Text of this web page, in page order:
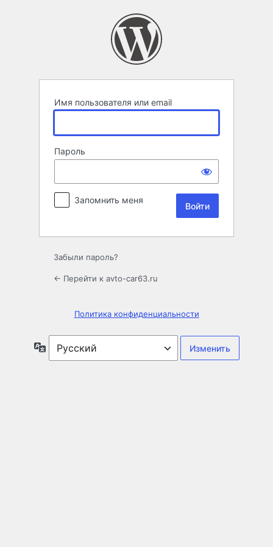
Имя пользователя или email
Пароль
Запомнить меня
Забыли пароль?
← Перейти к avto-car63.ru
Политика конфиденциальности
Язык